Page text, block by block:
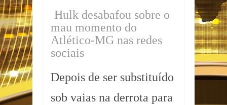
Hulk desabafou sobre o
mau momento do
Atlético-MG nas redes
sociais
Depois de ser substituído
sob vaias na derrota para